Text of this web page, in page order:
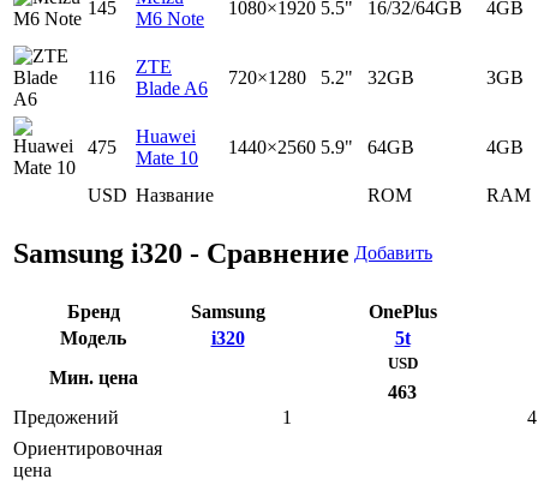
USD Название ROM RAM
145
M6 Note
1080×1920 5.5" 16/32/64GB 4GB
116
ZTE
Blade A6
720×1280 5.2" 32GB 3GB
475
Huawei
Mate 10
1440×2560 5.9" 64GB 4GB
Samsung i320 - Сравнение Добавить
Бренд Samsung
OnePlus
Модель
i320
5t
Мин. цена
USD
463
Предожений
1
4
Ориентировочная
цена